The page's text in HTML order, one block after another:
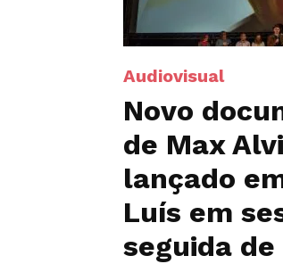
Audiovisual
Novo
de Max
lançado
Luís em
seguida de